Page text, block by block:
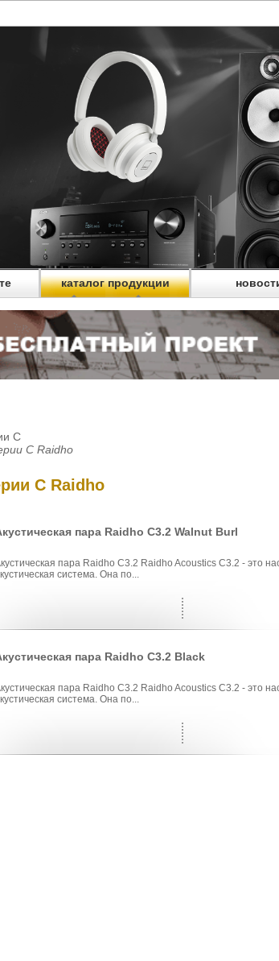
каталог продукции
С
С Raidho
С Raidho
пара Raidho C3.2 Walnut Burl
пара Raidho C3.2 Raidho Acoustics C3.2 - это
система. Она по...
пара Raidho C3.2 Black
пара Raidho C3.2 Raidho Acoustics C3.2 - это
система. Она по...